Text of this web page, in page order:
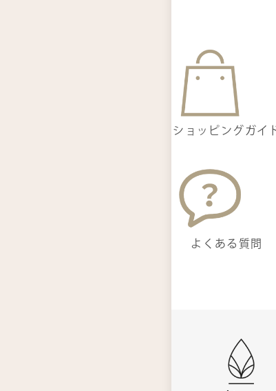
ショッピングガイ
よくある質問